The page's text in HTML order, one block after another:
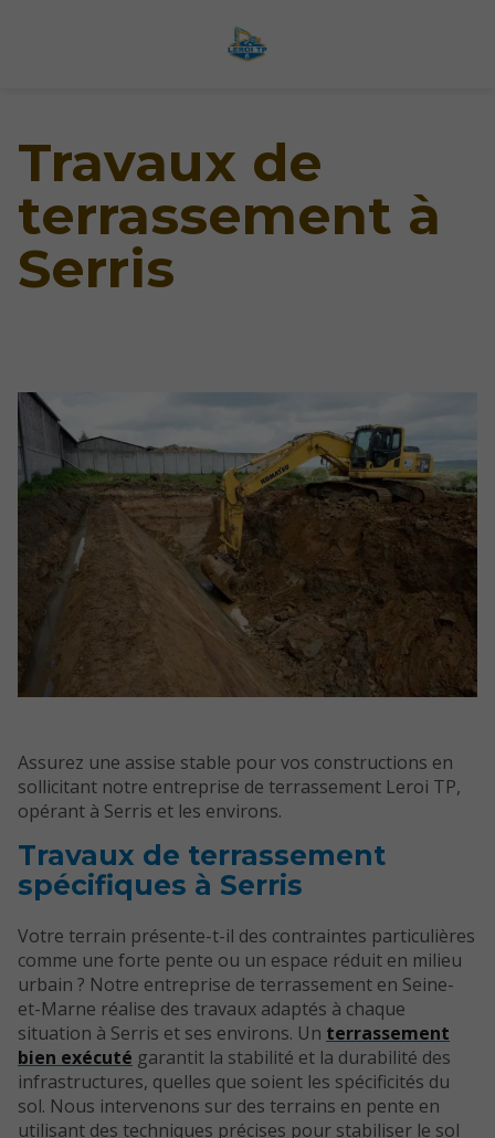
Travaux de
terrassement à
Serris
Assurez une assise stable pour vos constructions en
sollicitant notre entreprise de terrassement Leroi TP,
opérant à Serris et les environs.
Travaux de terrassement
spécifiques à Serris
Votre terrain présente-t-il des contraintes particulières
comme une forte pente ou un espace réduit en milieu
urbain ? Notre entreprise de terrassement en Seine-
et-Marne réalise des travaux adaptés à chaque
situation à Serris et ses environs. Un terrassement
bien exécuté garantit la stabilité et la durabilité des
infrastructures, quelles que soient les spécificités du
sol. Nous intervenons sur des terrains en pente en
utilisant des techniques précises pour stabiliser le sol